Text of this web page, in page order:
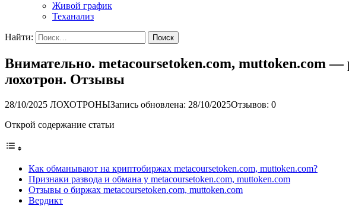
Живой график
Теханализ
Найти:
Внимательно. metacoursetoken.com, muttoken.com
лохотрон. Отзывы
28/10/2025 ЛОХОТРОНЫЗапись обновлена: 28/10/2025Отзывов: 0
Открой содержание статьи
Как обманывают на криптобиржах metacoursetoken.com, muttoken.com?
Признаки развода и обмана у metacoursetoken.com, muttoken.com
Отзывы о биржах metacoursetoken.com, muttoken.com
Вердикт